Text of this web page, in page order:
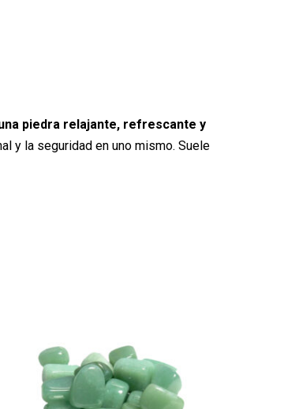
piedra relajante, refrescante y
y la seguridad en uno mismo. Suele